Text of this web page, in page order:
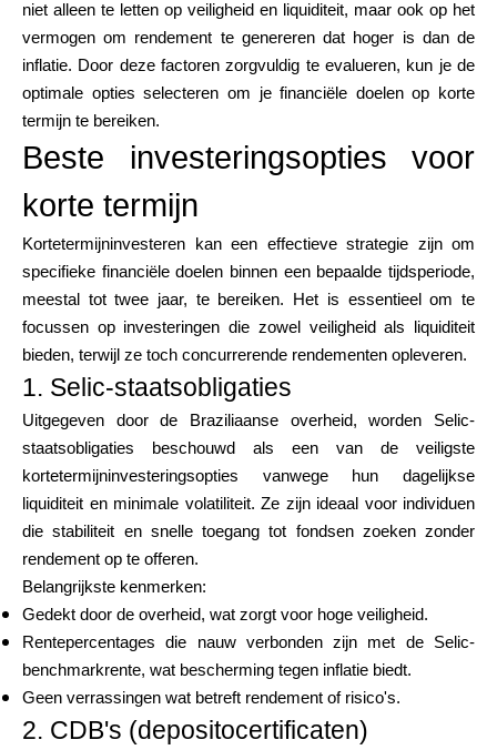
+372 712 2955
niet alleen te letten op veiligheid en liquiditeit, maar ook op het
vermogen om rendement te genereren dat hoger is dan de
inflatie. Door deze factoren zorgvuldig te evalueren, kun je de
optimale opties selecteren om je financiële doelen op korte
termijn te bereiken.
Beste investeringsopties voor
korte termijn
Kortetermijninvesteren kan een effectieve strategie zijn om
specifieke financiële doelen binnen een bepaalde tijdsperiode,
meestal tot twee jaar, te bereiken. Het is essentieel om te
focussen op investeringen die zowel veiligheid als liquiditeit
bieden, terwijl ze toch concurrerende rendementen opleveren.
1. Selic-staatsobligaties
Uitgegeven door de Braziliaanse overheid, worden Selic-
staatsobligaties beschouwd als een van de veiligste
kortetermijninvesteringsopties vanwege hun dagelijkse
liquiditeit en minimale volatiliteit. Ze zijn ideaal voor individuen
die stabiliteit en snelle toegang tot fondsen zoeken zonder
rendement op te offeren.
Belangrijkste kenmerken:
Gedekt door de overheid, wat zorgt voor hoge veiligheid.
Rentepercentages die nauw verbonden zijn met de Selic-
benchmarkrente, wat bescherming tegen inflatie biedt.
Geen verrassingen wat betreft rendement of risico's.
2. CDB's (depositocertificaten)